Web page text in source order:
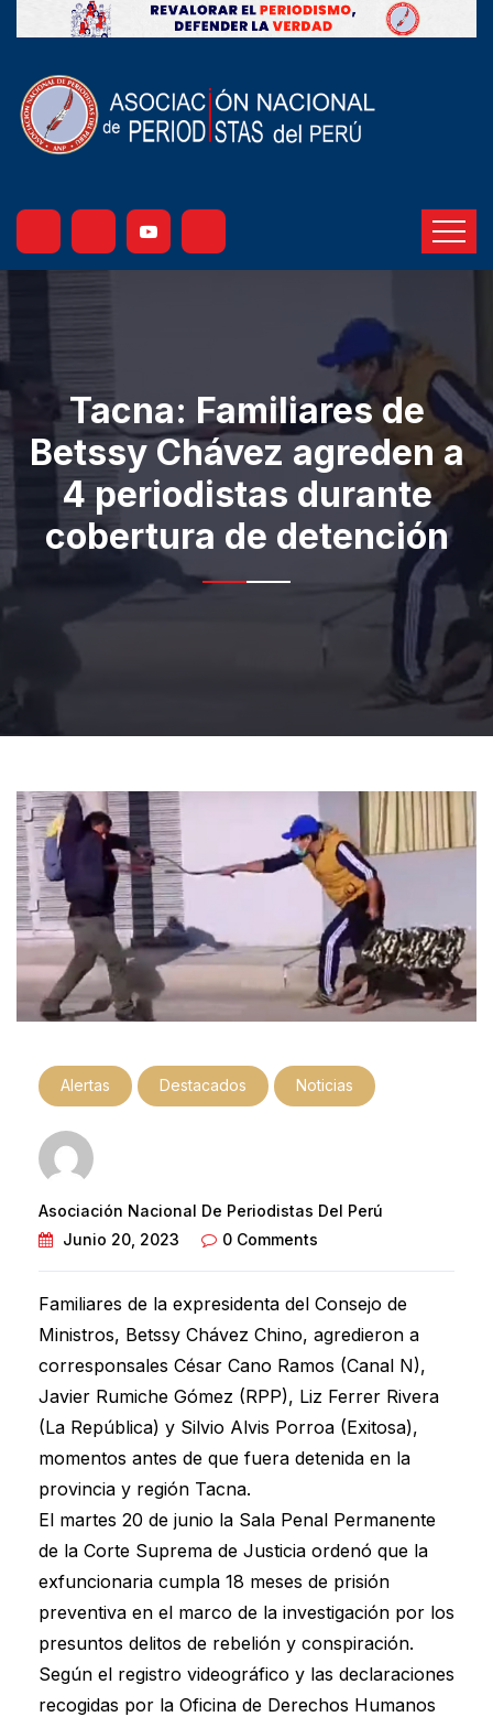
Tacna: Familiares de
Betssy Chávez agreden a
4 periodistas durante
cobertura de detención
Alertas Destacados Noticias
Asociación Nacional De Periodistas Del Perú
Junio 20, 2023
0 Comments
Familiares de la expresidenta del Consejo de
Ministros, Betssy Chávez Chino, agredieron a
corresponsales César Cano Ramos (Canal N),
Javier Rumiche Gómez (RPP), Liz Ferrer Rivera
(La República) y Silvio Alvis Porroa (Exitosa),
momentos antes de que fuera detenida en la
provincia y región Tacna.
El martes 20 de junio la Sala Penal Permanente
de la Corte Suprema de Justicia ordenó que la
exfuncionaria cumpla 18 meses de prisión
preventiva en el marco de la investigación por los
presuntos delitos de rebelión y conspiración.
Según el registro videográfico y las declaraciones
recogidas por la Oficina de Derechos Humanos